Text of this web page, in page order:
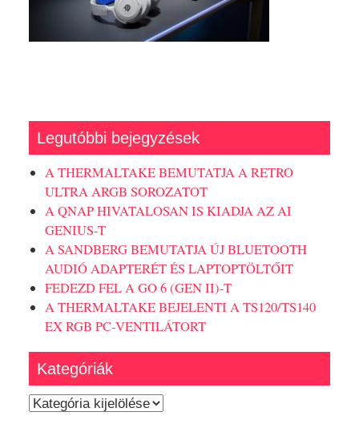
Legutóbbi bejegyzések
A THERMALTAKE BEMUTATJA A RETRO
ULTRA ARGB SOROZATOT
A QNAP HIVATALOSAN IS KIADJA AZ AI
GENIUS-T
A SANDBERG BEMUTATJA ÚJ BLUETOOTH
AUDIÓ ADAPTERÉT ÉS LAPTOPTÖLTŐIT
FEDEZD FEL A GO 6 (GEN II)-T
A THERMALTAKE BEJELENTI A TS120/TS140
EX RGB PC-VENTILÁTORT
Kategóriák
Kategóriák